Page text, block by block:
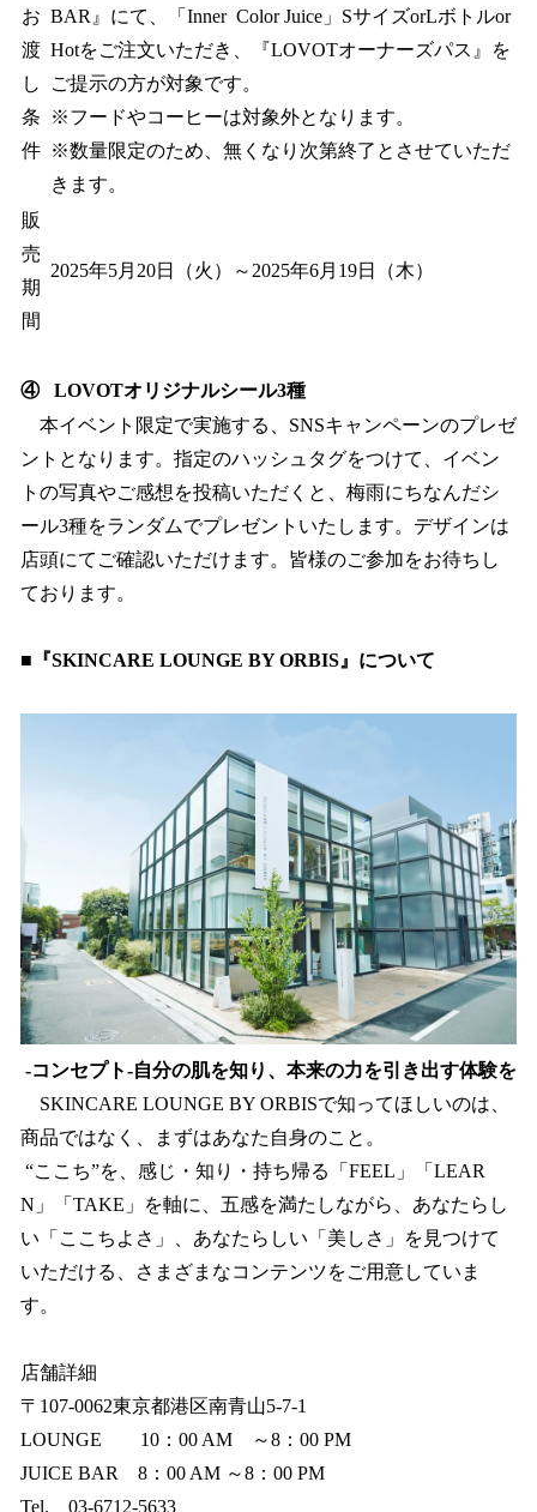
お
渡
し
条
件
BAR』にて、「Inner Color Juice」SサイズorLボトルor
Hotをご注文いただき、『LOVOTオーナーズパス』を
ご提示の方が対象です。
※フードやコーヒーは対象外となります。
※数量限定のため、無くなり次第終了とさせていただ
きます。
販
売
期
間
2025年5月20日（火）～2025年6月19日（木）
④ LOVOTオリジナルシール3種
本イベント限定で実施する、SNSキャンペーンのプレゼ
ントとなります。指定のハッシュタグをつけて、イベン
トの写真やご感想を投稿いただくと、梅雨にちなんだシ
ール3種をランダムでプレゼントいたします。デザインは
店頭にてご確認いただけます。皆様のご参加をお待ちし
ております。
■『SKINCARE LOUNGE BY ORBIS』について
-コンセプト‐自分の肌を知り、本来の力を引き出す体験を
SKINCARE LOUNGE BY ORBISで知ってほしいのは、
商品ではなく、まずはあなた自身のこと。
“ここち”を、感じ・知り・持ち帰る「FEEL」「LEAR
N」「TAKE」を軸に、五感を満たしながら、あなたらし
い「ここちよさ」、あなたらしい「美しさ」を見つけて
いただける、さまざまなコンテンツをご用意していま
す。
店舗詳細
〒107-0062東京都港区南青山5-7-1
LOUNGE 10：00 AM ～8：00 PM
JUICE BAR 8：00 AM ～8：00 PM
Tel. 03-6712-5633